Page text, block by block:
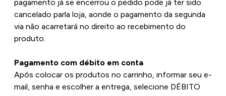
pagamento já se encerrou o pedido pode já ter sido
cancelado parla loja, aonde o pagamento da segunda
via não acarretará no direito ao recebimento do
produto.
Pagamento com débito em conta
Após colocar os produtos no carrinho, informar seu e-
mail, senha e escolher a entrega, selecione DÉBITO